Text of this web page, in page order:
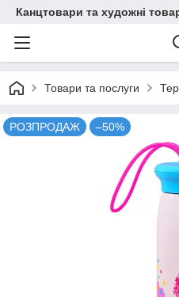
Канцтовари та художні
Товари та послуги
РОЗПРОДАЖ –50%